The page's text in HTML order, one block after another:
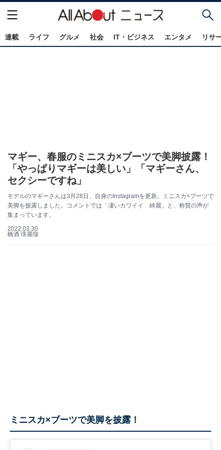
連載 ライフ グルメ 社会 IT・ビジネス エンタメ リサ
マギー、春服のミニスカ×ブーツで美脚披露！
「やっぱりマギーは美しい」「マギーさん、
セクシーですね」
モデルのマギーさんは3月28日、自身のInstagramを更新。ミニスカ×ブーツで
美脚を披露しました。コメントでは「凄いカワイイ 綺麗」と、称賛の声が
集まっています。
2022.03.30
橋酒 瑛麗瑠
ミニスカ×ブーツで美脚を披露！